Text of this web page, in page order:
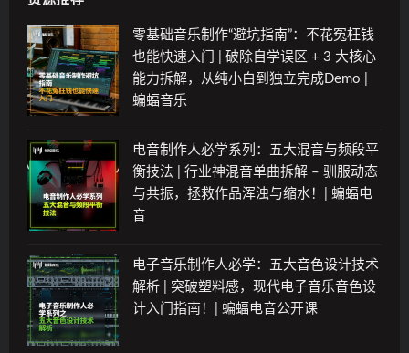
零基础音乐制作“避坑指南”：不花冤枉钱
也能快速入门 | 破除自学误区 + 3 大核心
能力拆解，从纯小白到独立完成Demo |
蝙蝠音乐
电音制作人必学系列：五大混音与频段平
衡技法 | 行业神混音单曲拆解 – 驯服动态
与共振，拯救作品浑浊与缩水！| 蝙蝠电
音
电子音乐制作人必学：五大音色设计技术
解析 | 突破塑料感，现代电子音乐音色设
计入门指南！| 蝙蝠电音公开课